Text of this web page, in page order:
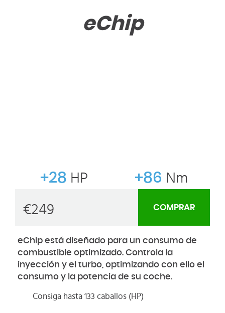
eChip
+28 HP +86 Nm
€249 COMPRAR
eChip está diseñado para un consumo de
combustible optimizado. Controla la
inyección y el turbo, optimizando con ello el
consumo y la potencia de su coche.
Consiga hasta 133 caballos (HP)